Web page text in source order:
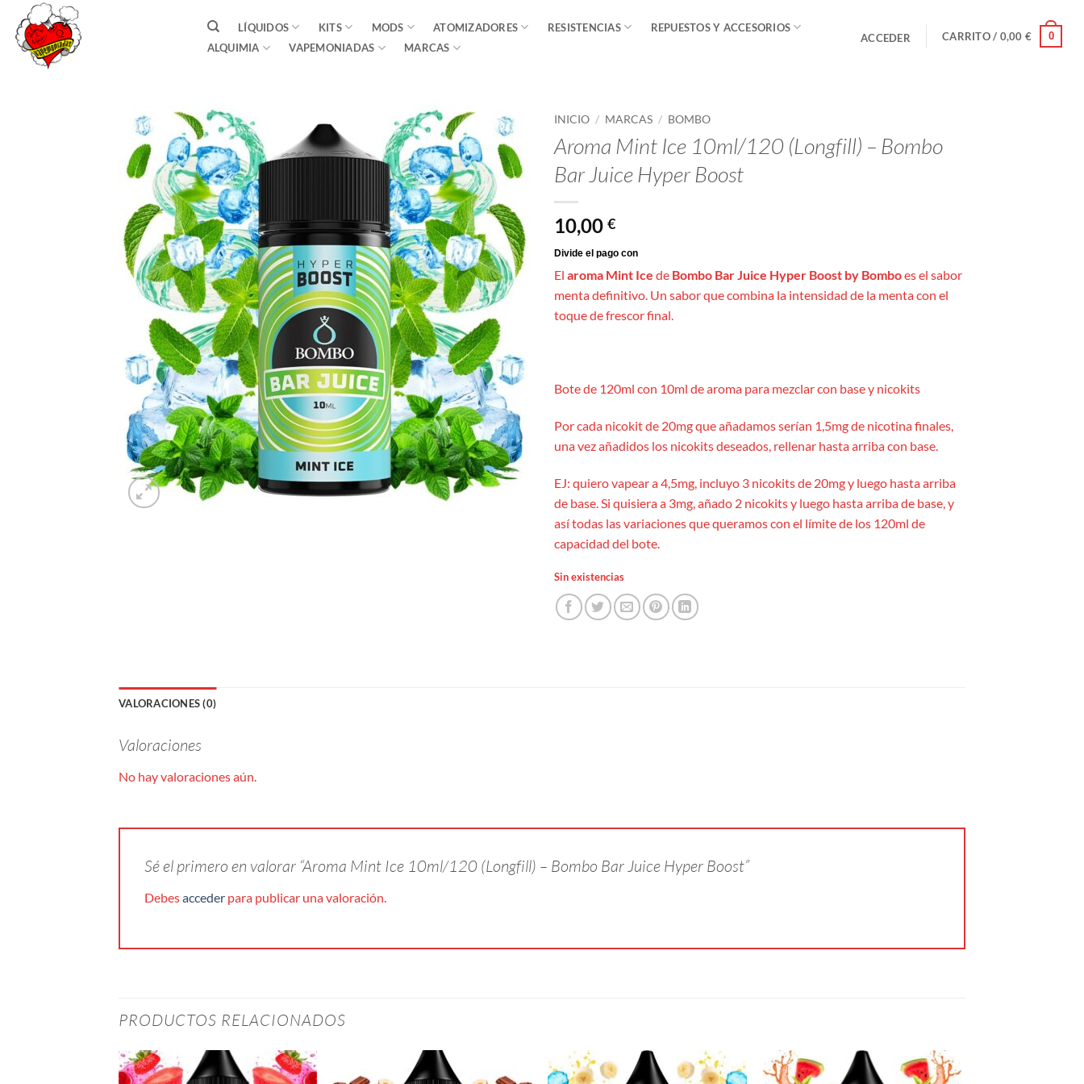
Saltar
contenido
LÍQUIDOS KITS MODS ATOMIZADORES RESISTENCIAS
REPUESTOS Y ACCESORIOS
ALQUIMIA
VAPEMONIADAS MARCAS
ACCEDER CARRITO / 0,00 € 0
INICIO / MARCAS / BOMBO
Aroma Mint Ice 10ml/120 (Longfill) – Bombo
Bar Juice Hyper Boost
10,00 €
El aroma Mint Ice de Bombo Bar Juice Hyper Boost by Bomboes el sabor
menta definitivo. Un sabor que combina la intensidad de la menta con el
toque de frescor final.
Bote de 120ml con 10ml de aroma para mezclar con base y nicokits
Por cada nicokit de 20mg que añadamos serían 1,5mg de nicotina finales,
una vez añadidos los nicokits deseados, rellenar hasta arriba con base.
EJ: quiero vapear a 4,5mg, incluyo 3 nicokits de 20mg y luego hasta arriba
de base. Si quisiera a 3mg, añado 2 nicokits y luego hasta arriba de base, y
así todas las variaciones que queramos con el límite de los 120ml de
capacidad del bote.
Sin existencias
VALORACIONES (0)
Valoraciones
No hay valoraciones aún.
Sé el primero en valorar “Aroma Mint Ice 10ml/120 (Longfill) – Bombo Bar Juice Hyper Boost”
Debesacceder para publicar una valoración.
PRODUCTOS RELACIONADOS